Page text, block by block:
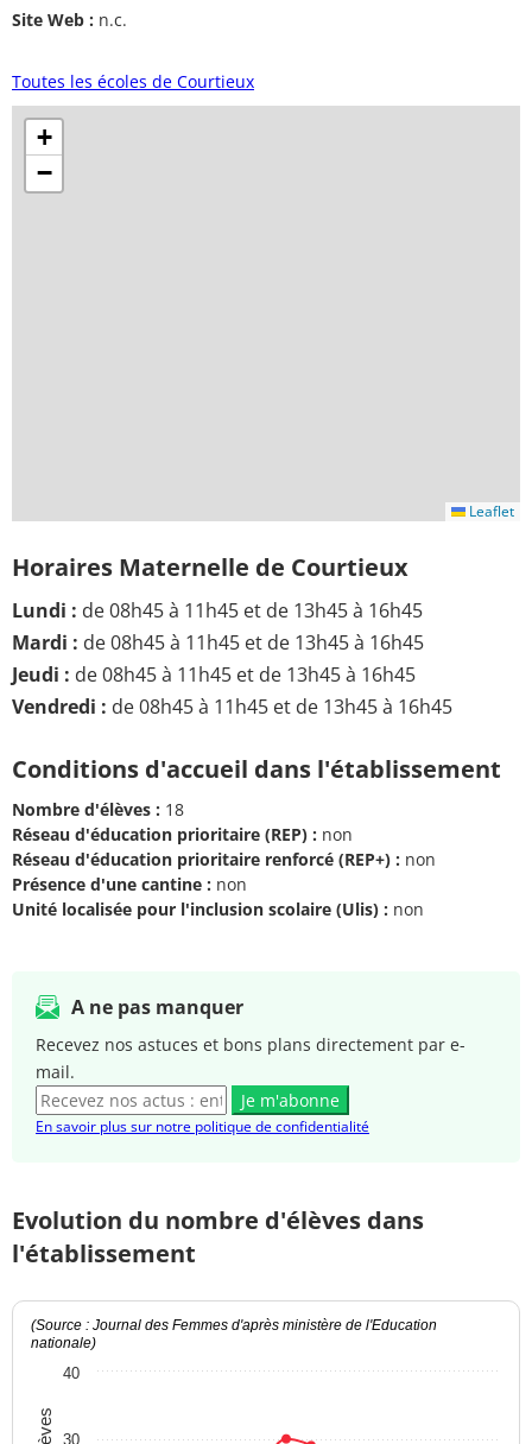
Site Web : n.c.
Toutes les écoles de Courtieux
+
−
Leaflet
Horaires Maternelle de Courtieux
Lundi : de 08h45 à 11h45 et de 13h45 à 16h45
Mardi : de 08h45 à 11h45 et de 13h45 à 16h45
Jeudi : de 08h45 à 11h45 et de 13h45 à 16h45
Vendredi : de 08h45 à 11h45 et de 13h45 à 16h45
Conditions d'accueil dans l'établissement
Nombre d'élèves : 18
Réseau d'éducation prioritaire (REP) : non
Réseau d'éducation prioritaire renforcé (REP+) : non
Présence d'une cantine : non
Unité localisée pour l'inclusion scolaire (Ulis) : non
A ne pas manquer
Recevez nos astuces et bons plans directement par e-
mail.
Je m'abonne
En savoir plus sur notre politique de confidentialité
Evolution du nombre d'élèves dans
l'établissement
(Source : Journal des Femmes d'après ministère de l'Education
nationale)
30
40